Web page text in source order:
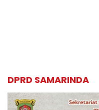
DPRD SAMARINDA